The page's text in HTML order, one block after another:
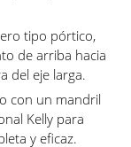
tipo pórtico,
de arriba hacia
del eje larga.
con un mandril
Kelly para
y eficaz.